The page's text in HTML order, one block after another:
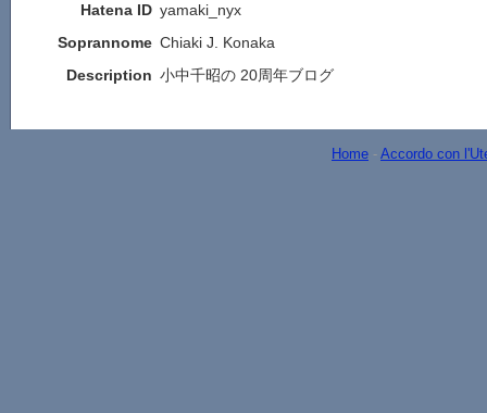
Hatena ID yamaki_nyx
Soprannome Chiaki J. Konaka
Description 小中千昭の 20周年ブログ
Home - Accordo con